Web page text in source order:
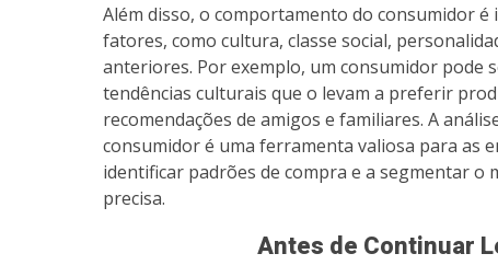
Além disso, o comportamento do consumidor
fatores, como cultura, classe social,
anteriores. Por exemplo, um consumidor pode
tendências culturais que o levam a preferir
recomendações de amigos e familiares. A
consumidor é uma ferramenta valiosa para as
identificar padrões de compra e a segmentar o
precisa.
Antes de Continuar